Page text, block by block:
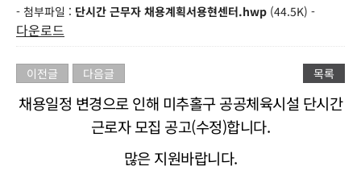
- 첨부파일 : 단시간 근무자 채용계획서용현센터.hwp (44.5K) -
다운로드
이전글 다음글 목록
채용일정 변경으로 인해 미추홀구 공공체육시설 단시간
근로자 모집 공고(수정)합니다.
많은 지원바랍니다.